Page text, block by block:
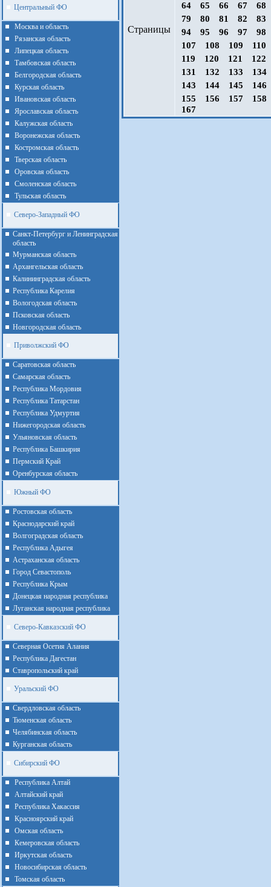
Центральный ФО
Москва и область
Рязанская область
Липецкая область
Тамбовская область
Белгородская область
Курская область
Ивановская область
Ярославская область
Калужская область
Воронежская область
Костромская область
Тверская область
Оровская область
Смоленская область
Тульская область
Северо-Западный ФО
Санкт-Петербург и Ленинградская
область
Мурманская область
Архангельская область
Калининградская область
Республика Карелия
Вологодская область
Псковская область
Новгородская область
Приволжский ФО
Cаратовская область
Cамарская область
Республика Мордовия
Республика Татарстан
Республика Удмуртия
Нижегородская область
Ульяновская область
Республика Башкирия
Пермский Край
Оренбурская область
Южный ФО
Ростовская область
Краснодарский край
Волгоградская область
Республика Адыгея
Астраханская область
Город Севастополь
Республика Крым
Донецкая народная республика
Луганская народная республика
Северо-Кавказский ФО
Северная Осетия Алания
Республика Дагестан
Ставропольский край
Уральский ФО
Cвердловская область
Тюменская область
Челябинская область
Курганская область
Сибирский ФО
Республика Алтай
Алтайcкий край
Республика Хакассия
Красноярский край
Омская область
Кемеровская область
Иркутская область
Новосибирская область
Томская область
Страницы
64 65 66 67
68
79
80 81 82
83
94
95 96 97
98
107
108 109
110
119
120 121
122
131
132 133
134
143
144 145
146
155
156 157
158
167